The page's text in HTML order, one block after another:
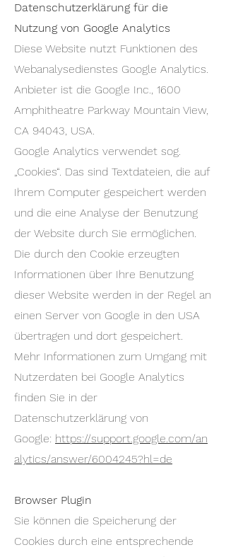
Datenschutzerklärung für die
Nutzung von Google Analytics
Diese Website nutzt Funktionen des
Webanalysedienstes Google Analytics.
Anbieter ist die Google Inc., 1600
Amphitheatre Parkway Mountain View,
CA 94043, USA.
Google Analytics verwendet sog.
„Cookies“. Das sind Textdateien, die auf
Ihrem Computer gespeichert werden
und die eine Analyse der Benutzung
der Website durch Sie ermöglichen.
Die durch den Cookie erzeugten
Informationen über Ihre Benutzung
dieser Website werden in der Regel an
einen Server von Google in den USA
übertragen und dort gespeichert.
Mehr Informationen zum Umgang mit
Nutzerdaten bei Google Analytics
finden Sie in der
Datenschutzerklärung von
Google: https://support.google.com/an
alytics/answer/6004245?hl=de
Browser Plugin
Sie können die Speicherung der
Cookies durch eine entsprechende